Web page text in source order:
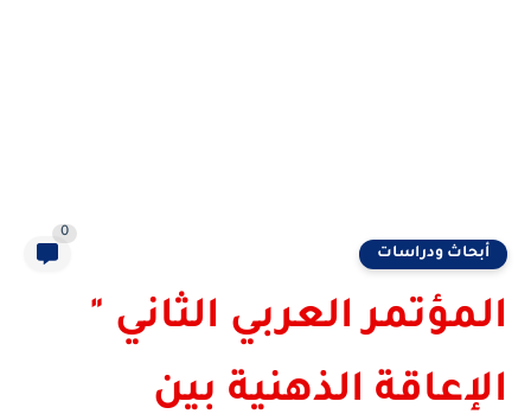
أبحاث ودراسات
0
المؤتمر العربي الثاني "
الإعاقة الذهنية بين